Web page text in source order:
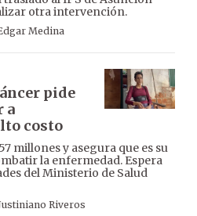
otra intervención.
Medina
pide
a
costo
millones y asegura que es su
la enfermedad. Espera
del Ministerio de Salud
Riveros